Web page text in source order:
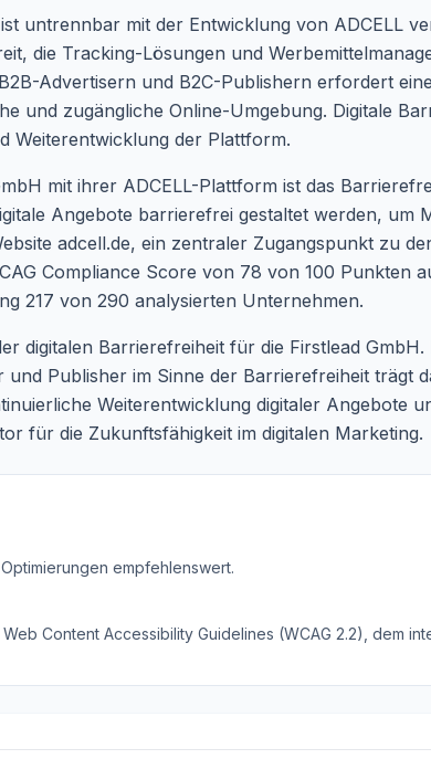
untrennbar mit der Entwicklung von ADCELL
die Tracking-Lösungen und
Advertisern und B2C-Publishern erfordert
und zugängliche Online-Umgebung. Digitale
Weiterentwicklung der Plattform.
mit ihrer ADCELL-Plattform ist das
Angebote barrierefrei gestaltet werden, um
adcell.de, ein zentraler Zugangspunkt zu
Compliance Score von 78 von 100 Punkten
217 von 290 analysierten Unternehmen.
digitalen Barrierefreiheit für die Firstlead
Publisher im Sinne der Barrierefreiheit trägt
Weiterentwicklung digitaler Angebote
für die Zukunftsfähigkeit im digitalen Marketing.
empfehlenswert.
Content Accessibility Guidelines (WCAG 2.2), dem